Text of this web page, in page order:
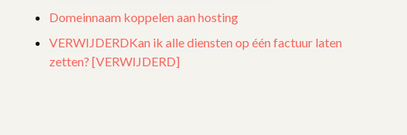
Domeinnaam koppelen aan hosting
VERWIJDERDKan ik alle diensten op één factuur laten
zetten? [VERWIJDERD]